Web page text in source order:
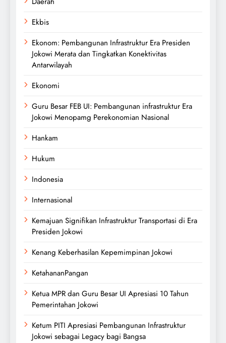
Ekbis
Ekonom: Pembangunan Infrastruktur Era Presiden
Jokowi Merata dan Tingkatkan Konektivitas
Antarwilayah
Ekonomi
Guru Besar FEB UI: Pembangunan infrastruktur Era
Jokowi Menopamg Perekonomian Nasional
Hankam
Hukum
Indonesia
Internasional
Kemajuan Signifikan Infrastruktur Transportasi di Era
Presiden Jokowi
Kenang Keberhasilan Kepemimpinan Jokowi
KetahananPangan
Ketua MPR dan Guru Besar UI Apresiasi 10 Tahun
Pemerintahan Jokowi
Ketum PITI Apresiasi Pembangunan Infrastruktur
Jokowi sebagai Legacy bagi Bangsa